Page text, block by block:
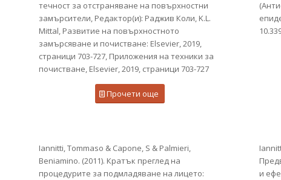
течност за отстраняване на повърхностни
замърсители, Редактор(и): Раджив Коли, K.L.
Mittal, Развитие на повърхностното
замърсяване и почистване: Elsevier, 2019,
страници 703-727, Приложения на техники за
почистване, Elsevier, 2019, страници 703-727
Прочети още
Iannitti, Tommaso & Capone, S & Palmieri,
Beniamino. (2011). Кратък преглед на
процедурите за подмладяване на лицето:
и